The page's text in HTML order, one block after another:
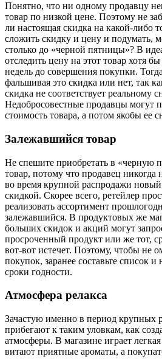
Понятно, что ни одному продавцу
товар по низкой цене. Поэтому не
ли настоящая скидка на какой-либо
сложить скидку и цену и подумать,
столько до «черной пятницы»? В
отследить цену на этот товар хотя
недель до совершения покупки.
фальшивая это скидка или нет, так
скидка не соответствует реальному
Недобросовестные продавцы могут
стоимость товара, а потом якобы ее
Залежавшийся товар
Не спешите приобретать в «черную
товар, потому что продавец
во время крупной распродажи
скидкой. Скорее всего, ретейлер
реализовать ассортимент
залежавшийся. В продуктовых же
больших скидок и акций могут
просроченный продукт или же тот,
вот-вот истечет. Поэтому, чтобы не
покупок, заранее составьте список и
сроки годности.
Атмосфера релакса
Зачастую именно в период крупных
прибегают к таким уловкам, как
атмосферы. В магазине играет
витают приятные ароматы, а